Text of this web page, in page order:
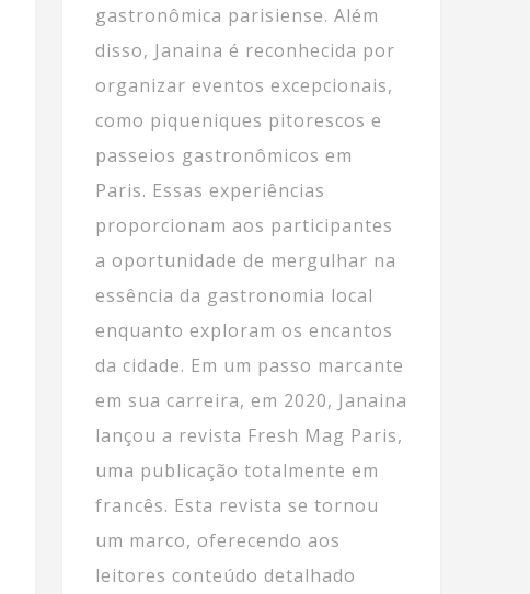
gastronômica parisiense. Além
disso, Janaina é reconhecida por
organizar eventos excepcionais,
como piqueniques pitorescos e
passeios gastronômicos em
Paris. Essas experiências
proporcionam aos participantes
a oportunidade de mergulhar na
essência da gastronomia local
enquanto exploram os encantos
da cidade. Em um passo marcante
em sua carreira, em 2020, Janaina
lançou a revista Fresh Mag Paris,
uma publicação totalmente em
francês. Esta revista se tornou
um marco, oferecendo aos
leitores conteúdo detalhado